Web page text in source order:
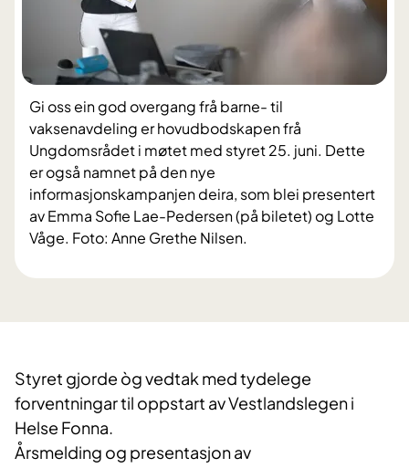
Gi oss ein god overgang frå barne- til
vaksenavdeling er hovudbodskapen frå
Ungdomsrådet i møtet med styret 25. juni. Dette
er også namnet på den nye
informasjonskampanjen deira, som blei presentert
av Emma Sofie Lae-Pedersen (på biletet) og Lotte
Våge. Foto: Anne Grethe Nilsen.
Styret gjorde òg vedtak med tydelege
forventningar til oppstart av Vestlandslegen i
Helse Fonna.
Årsmelding og presentasjon av